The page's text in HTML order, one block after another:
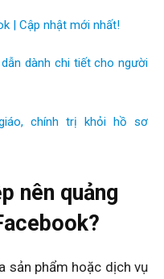
| Cập nhật mới nhất!
dành chi tiết cho người
chính trị khỏi hồ sơ
nên quảng
sản phẩm hoặc dịch vụ